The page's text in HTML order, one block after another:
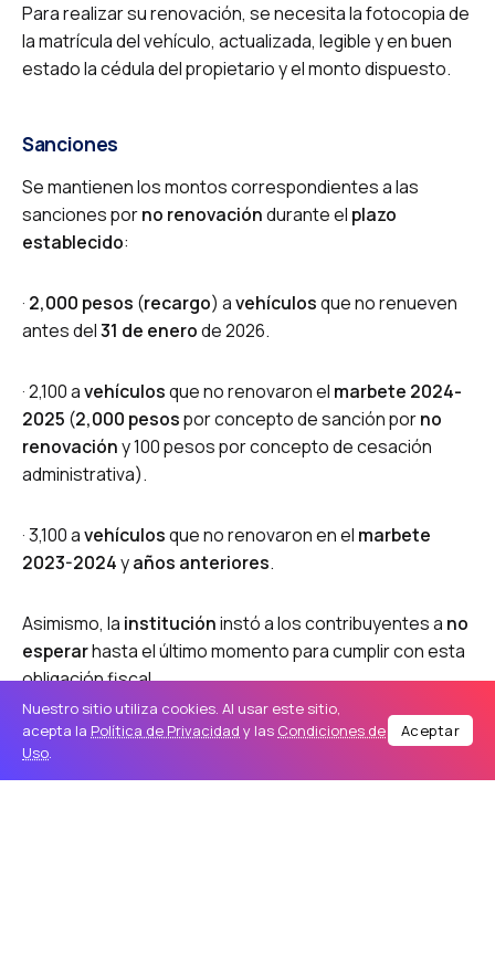
Para realizar su renovación, se necesita la fotocopia de
la matrícula del vehículo, actualizada, legible y en buen
estado la cédula del propietario y el monto dispuesto.
Sanciones
Se mantienen los montos correspondientes a las
sanciones porno renovacióndurante el plazo
establecido:
· 2,000 pesos (recargo) avehículosque no renueven
antes del31 de enerode 2026.
· 2,100 avehículosque no renovaron el marbete 2024-
2025 (2,000 pesospor concepto de sanción porno
renovacióny 100 pesos por concepto de cesación
administrativa).
· 3,100 avehículosque no renovaron en el marbete
2023-2024yaños anteriores.
Asimismo, la institucióninstó a los contribuyentes a no
esperarhasta el último momento para cumplir con esta
obligación fiscal.
Asimismo, lainstitucióninstó a los contribuyentes ano
esperar
Nuestro sitio utiliza cookies. Al usar este sitio,
acepta la Política de Privacidad y las Condiciones de
Uso.
Aceptar